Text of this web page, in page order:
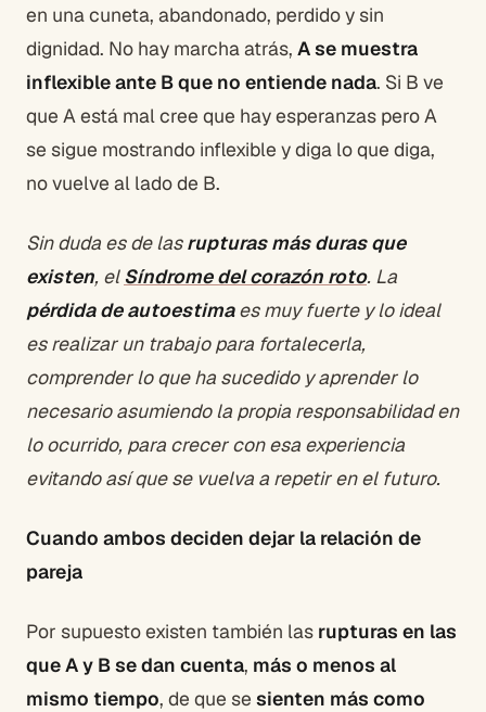
en una cuneta, abandonado, perdido y sin
dignidad. No hay marcha atrás, A se muestra
inflexible ante B que no entiende nada. Si B ve
que A está mal cree que hay esperanzas pero A
se sigue mostrando inflexible y diga lo que diga,
no vuelve al lado de B.
Sin duda es de lasrupturas más duras que
existen, el Síndrome del corazón roto. La
pérdida de autoestimaes muy fuerte y lo ideal
es realizar un trabajo para fortalecerla,
comprender lo que ha sucedido y aprender lo
necesario asumiendo la propia responsabilidad en
lo ocurrido, para crecer con esa experiencia
evitando así que se vuelva a repetir en el futuro.
Cuando ambos deciden dejar la relación de
pareja
Por supuesto existen también las rupturas en las
que A y B se dan cuenta, más o menos al
mismo tiempo, de que se sienten más como